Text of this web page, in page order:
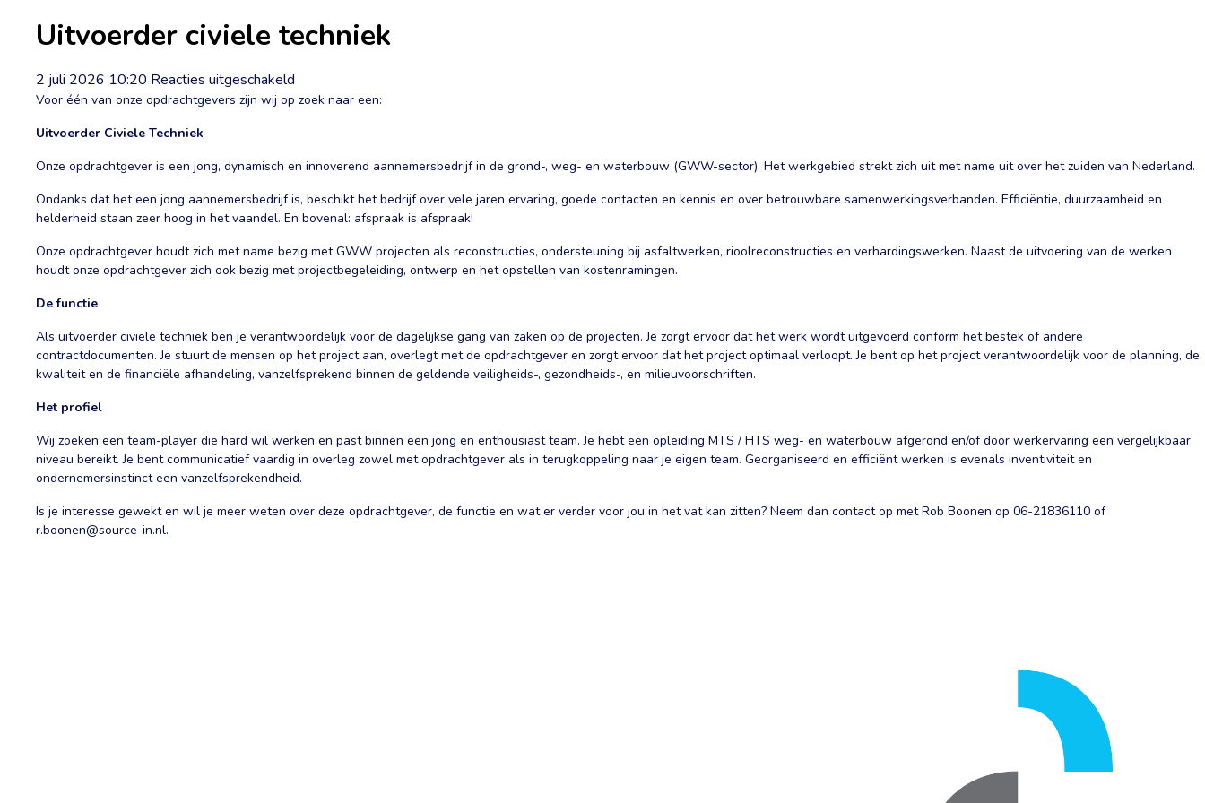
Uitvoerder civiele techniek
2 juli 2026 10:20 Reacties uitgeschakeld
Uitvoerder
Voor één van onze opdrachtgevers zijn wij op zoek naar een:
Uitvoerder Civiele Techniek
Onze opdrachtgever is een jong, dynamisch en innoverend aannemersbedrijf in de grond-, weg- en waterbouw (GWW-sector). Het werkgebied strekt zich uit met name uit over het zuiden van Nederland.
Ondanks dat het een jong aannemersbedrijf is, beschikt het bedrijf over vele jaren ervaring, goede contacten en kennis en over betrouwbare samenwerkingsverbanden. Efficiëntie, duurzaamheid en
helderheid staan zeer hoog in het vaandel. En bovenal: afspraak is afspraak!
Onze opdrachtgever houdt zich met name bezig met GWW projecten als reconstructies, ondersteuning bij asfaltwerken, rioolreconstructies en verhardingswerken. Naast de uitvoering van de werken
houdt onze opdrachtgever zich ook bezig met projectbegeleiding, ontwerp en het opstellen van kostenramingen.
De functie
Als uitvoerder civiele techniek ben je verantwoordelijk voor de dagelijkse gang van zaken op de projecten. Je zorgt ervoor dat het werk wordt uitgevoerd conform het bestek of andere
contractdocumenten. Je stuurt de mensen op het project aan, overlegt met de opdrachtgever en zorgt ervoor dat het project optimaal verloopt. Je bent op het project verantwoordelijk voor de planning, de
kwaliteit en de financiële afhandeling, vanzelfsprekend binnen de geldende veiligheids-, gezondheids-, en milieuvoorschriften.
Het profiel
Wij zoeken een team-player die hard wil werken en past binnen een jong en enthousiast team. Je hebt een opleiding MTS / HTS weg- en waterbouw afgerond en/of door werkervaring een vergelijkbaar
niveau bereikt. Je bent communicatief vaardig in overleg zowel met opdrachtgever als in terugkoppeling naar je eigen team. Georganiseerd en efficiënt werken is evenals inventiviteit en
ondernemersinstinct een vanzelfsprekendheid.
Is je interesse gewekt en wil je meer weten over deze opdrachtgever, de functie en wat er verder voor jou in het vat kan zitten? Neem dan contact op met Rob Boonen op 06-21836110 of
r.boonen@source-in.nl.